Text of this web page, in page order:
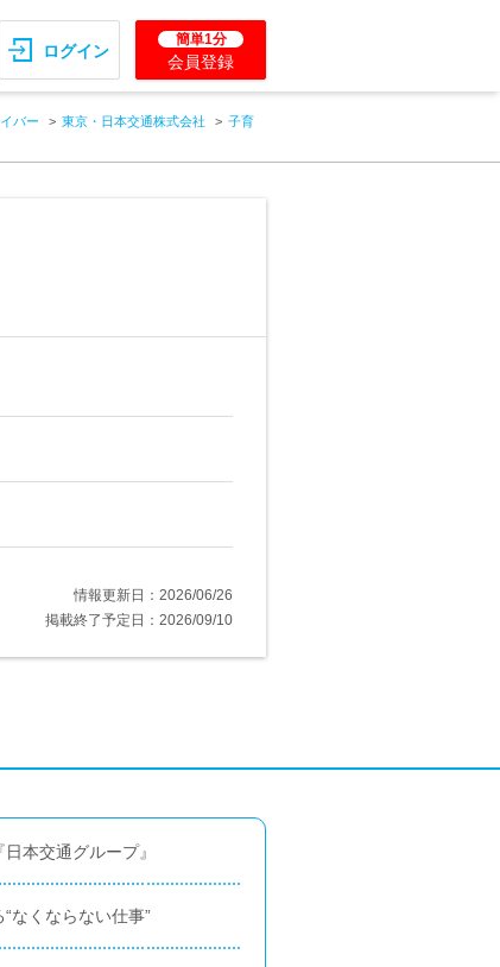
ログイン
簡単1分
会員登録
バー 東京・日本交通株式会社
子育
情報更新日：2026/06/26
掲載終了予定日：2026/09/10
本交通グループ』
なくならない仕事”